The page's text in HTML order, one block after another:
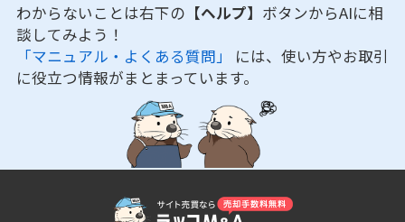
わからないことは右下の 【ヘルプ】 ボタンからAIに相
談してみよう！
「マニュアル・よくある質問」 には、使い方やお取引
に役立つ情報がまとまっています。